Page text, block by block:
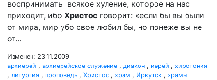
воспринимать всякое хуление, которое на нас
приходит, ибо Христос говорит: «если бы вы были
от мира, мир убо свое любил бы, но понеже вы не
от...
Изменен: 23.11.2009
архиерей , архиерейское служение , диакон , иерей , хиротония
, литургия , проповедь , Христос , храм , Иркутск , храмы